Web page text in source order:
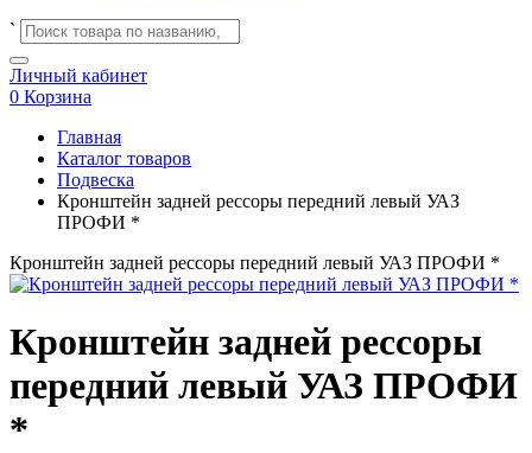
`
Личный кабинет
0 Корзина
Главная
Каталог товаров
Подвеска
Кронштейн задней рессоры передний левый УАЗ
ПРОФИ *
Кронштейн задней рессоры передний левый УАЗ ПРОФИ *
Кронштейн задней рессоры
передний левый УАЗ ПРОФИ
*